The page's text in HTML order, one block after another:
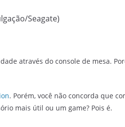
Seagate)
através do console de mesa.
. Porém, você não concorda que
mais útil ou um game? Pois é.